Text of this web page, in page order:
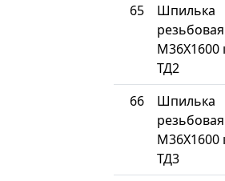
65
Шпилька
резьбовая
М36Х1600
ТД2
66
Шпилька
резьбовая
М36Х1600
ТД3